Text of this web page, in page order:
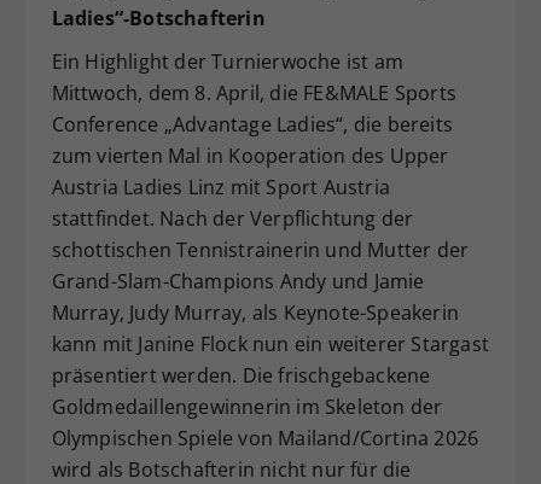
Ladies“-Botschafterin
Ein Highlight der Turnierwoche ist am
Mittwoch, dem 8. April, die FE&MALE Sports
Conference „Advantage Ladies“, die bereits
zum vierten Mal in Kooperation des Upper
Austria Ladies Linz mit Sport Austria
stattfindet. Nach der Verpflichtung der
schottischen Tennistrainerin und Mutter der
Grand-Slam-Champions Andy und Jamie
Murray, Judy Murray, als Keynote-Speakerin
kann mit Janine Flock nun ein weiterer Stargast
präsentiert werden. Die frischgebackene
Goldmedaillengewinnerin im Skeleton der
Olympischen Spiele von Mailand/Cortina 2026
wird als Botschafterin nicht nur für die